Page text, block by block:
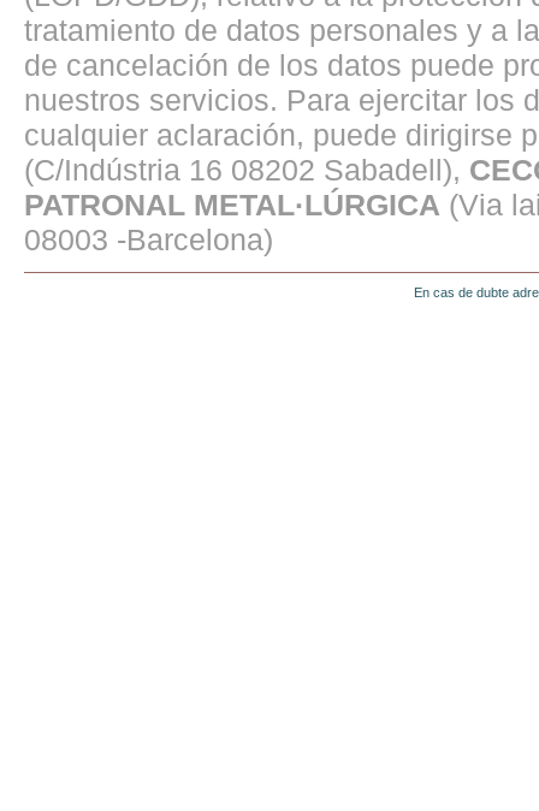
tratamiento de datos personales y a
de cancelación de los datos puede
nuestros servicios. Para ejercitar los
cualquier aclaración, puede dirigirse
(C/Indústria 16 08202 Sabadell),
PATRONAL METAL·LÚRGICA (Via
08003 -Barcelona)
En cas de dubte